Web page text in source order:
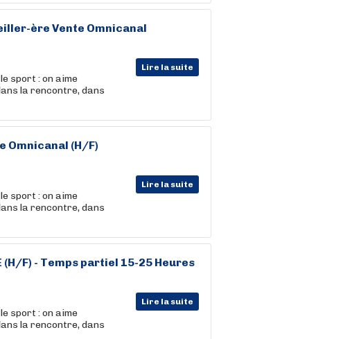
ère Vente Omnicanal
Lire la suite
sport : on aime
la rencontre, dans
Omnicanal (H/F)
Lire la suite
sport : on aime
la rencontre, dans
(H/F) - Temps partiel 15-25 Heures
Lire la suite
sport : on aime
la rencontre, dans